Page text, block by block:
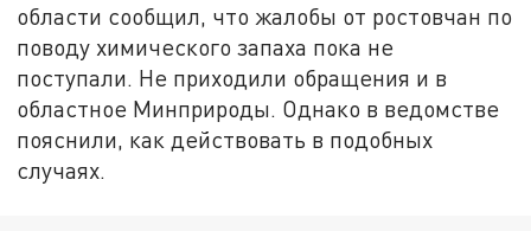
области сообщил, что жалобы от ростовчан по
поводу химического запаха пока не
поступали. Не приходили обращения и в
областное Минприроды. Однако в ведомстве
пояснили, как действовать в подобных
случаях.